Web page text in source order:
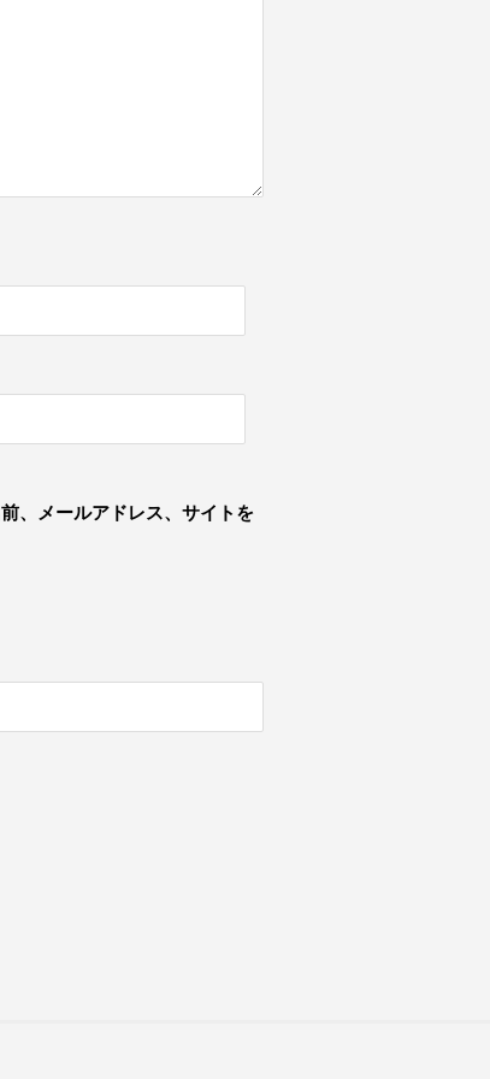
、メールアドレス、サイトを